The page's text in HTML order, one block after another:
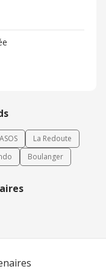
ASOS
La Redoute
Boulanger